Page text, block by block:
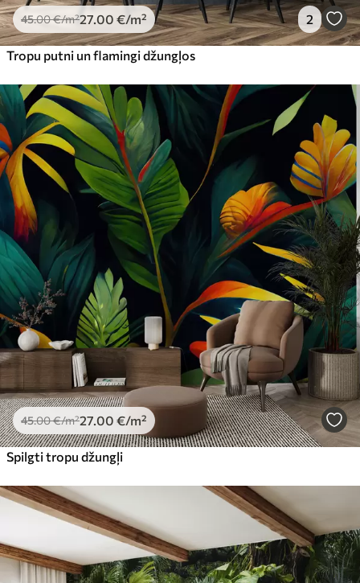
45.00€/m²27 .00 €/m² 2
Tropu putni un flamingi džungļos
45.00€/m²27 .00 €/m²
Spilgti tropu džungļi